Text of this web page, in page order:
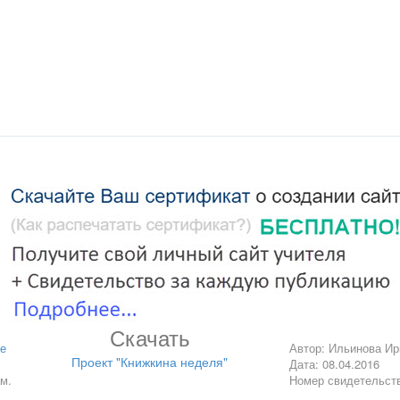
сказки, рассказы, энциклопедии, сборники стихов и др.;
о Ёжике;
с изображениями Ёжика;
сказки»;
о диких животных;
Скачать
Проект "Книжкина неделя"
Автор: Ильинова
Дата: 08.04.2016
Номер